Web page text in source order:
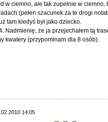
w ciemno, ale tak zupełnie w
(pełen szacunek za te drogi
tam kiedyś był jako dziecko.
Nadmienię, że ja przejechałem tą
kwatery (przypominam dla 8 osób).
14:05